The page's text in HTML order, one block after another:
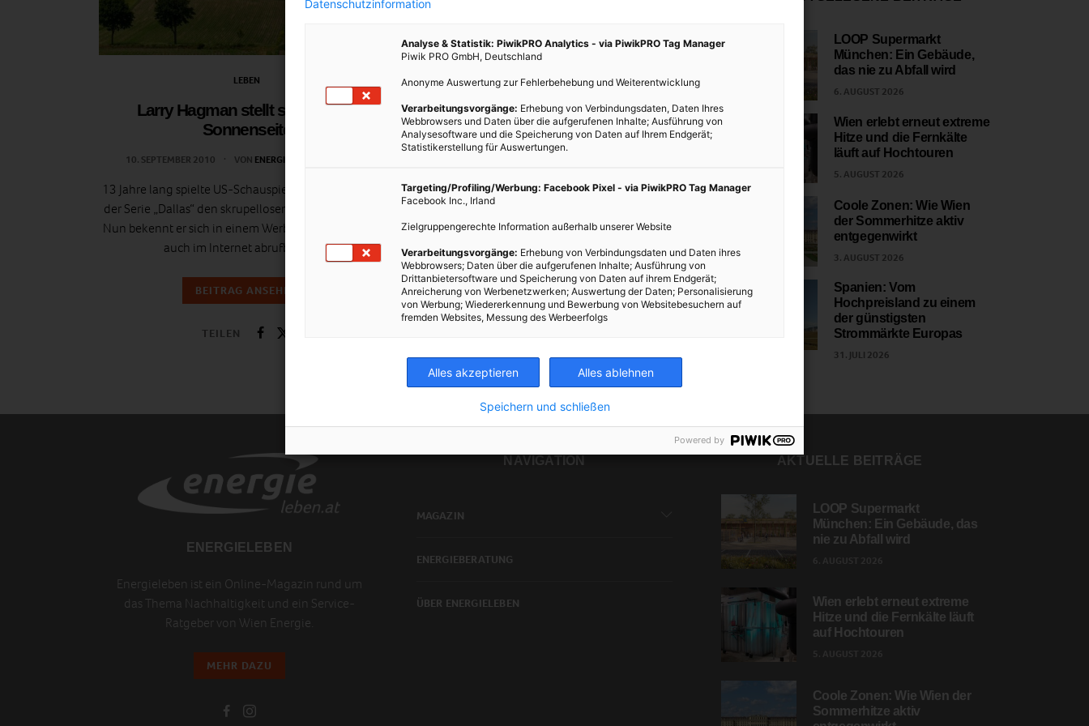
LEBEN
Larry Hagman stellt sich auf die
Sonnenseite
10. SEPTEMBER 2010 VON ENERGIELEBEN REDAKTION
13 Jahre lang spielte US-Schauspieler Larry Hagman in
der Serie „Dallas“ den skrupellosen Ölbaron J.R. Ewing.
Nun bekennt er sich in einem Werbespot, der übrigens
auch im Internet abrufbar ist,…
BEITRAG ANSEHEN
TEILEN
LOOP Supermarkt
München: Ein Gebäude,
das nie zu Abfall wird
6. AUGUST 2026
Wien erlebt erneut extreme
Hitze und die Fernkälte
läuft auf Hochtouren
5. AUGUST 2026
Coole Zonen: Wie Wien
der Sommerhitze aktiv
entgegenwirkt
3. AUGUST 2026
Spanien: Vom
Hochpreisland zu einem
der günstigsten
Strommärkte Europas
31. JULI 2026
ENERGIELEBEN
Energieleben ist ein Online-Magazin rund um
das Thema Nachhaltigkeit und ein Service-
Ratgeber von Wien Energie.
MEHR DAZU
NAVIGATION
MAGAZIN
ENERGIEBERATUNG
ÜBER ENERGIELEBEN
AKTUELLE BEITRÄGE
LOOP Supermarkt
München: Ein Gebäude, das
nie zu Abfall wird
Wien erlebt erneut extreme
Hitze und die Fernkälte läuft
auf Hochtouren
Coole Zonen: Wie Wien der
Sommerhitze aktiv
Datenschutzinformation
Analyse & Statistik: PiwikPRO Analytics - via PiwikPRO Tag Manager
Piwik PRO GmbH, Deutschland
Anonyme Auswertung zur Fehlerbehebung und Weiterentwicklung
Verarbeitungsvorgänge: Erhebung von Verbindungsdaten, Daten Ihres
Webbrowsers und Daten über die aufgerufenen Inhalte; Ausführung von
Analysesoftware und die Speicherung von Daten auf Ihrem Endgerät;
Statistikerstellung für Auswertungen.
Targeting/Profiling/Werbung: Facebook Pixel - via PiwikPRO Tag Manager
Facebook Inc., Irland
Zielgruppengerechte Information außerhalb unserer Website
Verarbeitungsvorgänge: Erhebung von Verbindungsdaten und Daten ihres
Webbrowsers; Daten über die aufgerufenen Inhalte; Ausführung von
Drittanbietersoftware und Speicherung von Daten auf ihrem Endgerät;
Anreicherung von Werbenetzwerken; Auswertung der Daten; Personalisierung
von Werbung; Wiedererkennung und Bewerbung von Websitebesuchern auf
fremden Websites, Messung des Werbeerfolgs
Alles akzeptieren Alles ablehnen
Speichern und schließen
Powered by